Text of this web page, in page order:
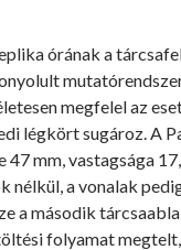
órának a
megfelel az
légkört sugároz. A
mm, vastagsága
nélkül, a vonalak
a második
folyamat megtelt,